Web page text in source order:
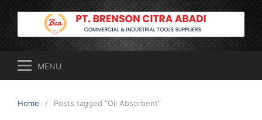
Skip
to
content
MENU
Home Posts tagged “Oil Absorbent”